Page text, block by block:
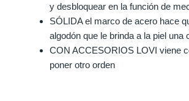
y desbloquear en la función de
SÓLIDA el marco de acero hace
algodón que le brinda a la piel una
CON ACCESORIOS LOVI viene
poner otro orden